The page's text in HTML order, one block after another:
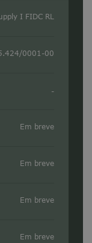
I FIDC RL
0001-00
-
Em breve
Em breve
Em breve
Em breve